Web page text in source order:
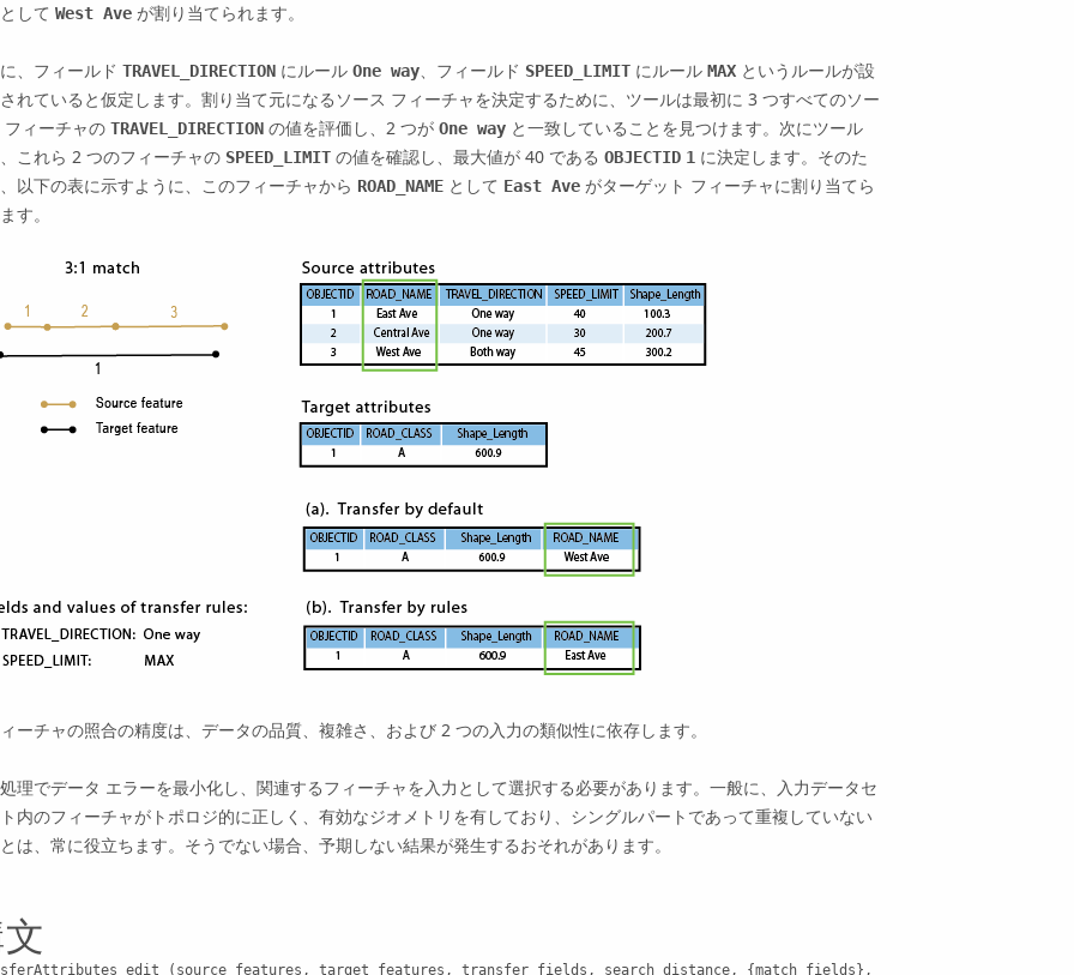
して West Ave が割り当てられます。
、フィールド TRAVEL_DIRECTION にルール One way、フィールド SPEED_LIMIT にルール MAX というルールが設
れていると仮定します。割り当て元になるソース フィーチャを決定するために、ツールは最初に 3 つすべてのソー
フィーチャの TRAVEL_DIRECTION の値を評価し、2 つが One way と一致していることを見つけます。次にツール
これら 2 つのフィーチャの SPEED_LIMIT の値を確認し、最大値が 40 である OBJECTID 1 に決定します。そのた
以下の表に示すように、このフィーチャから ROAD_NAME として East Ave がターゲット フィーチャに割り当てら
す。
ーチャの照合の精度は、データの品質、複雑さ、および 2 つの入力の類似性に依存します。
理でデータ エラーを最小化し、関連するフィーチャを入力として選択する必要があります。一般に、入力データセ
内のフィーチャがトポロジ的に正しく、有効なジオメトリを有しており、シングルパートであって重複していない
は、常に役立ちます。そうでない場合、予期しない結果が発生するおそれがあります。
(source_features, target_features, transfer_fields, search_distance, {match_fields},